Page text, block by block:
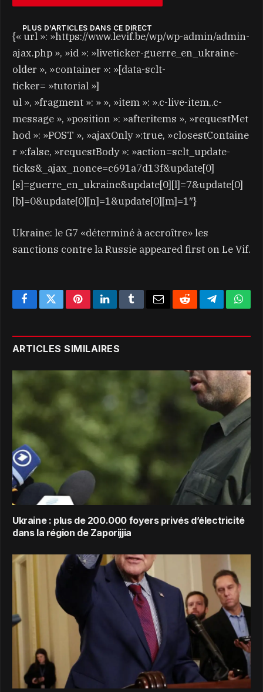
PLUS D’ARTICLES DANS CE DIRECT
{« url »: »https://www.levif.be/wp/wp-admin/admin-
ajax.php », »id »: »liveticker-guerre_en_ukraine-
older », »container »: »[data-sclt-
ticker= »tutorial »]
ul », »fragment »: » », »item »: ».c-live-item,.c-
message », »position »: »afteritems », »requestMet
hod »: »POST », »ajaxOnly »:true, »closestContaine
r »:false, »requestBody »: »action=sclt_update-
ticks&_ajax_nonce=c691a7d13f&update[0]
[s]=guerre_en_ukraine&update[0][l]=7&update[0]
[b]=0&update[0][n]=1&update[0][m]=1″}
Ukraine: le G7 «déterminé à accroître» les
sanctions contre la Russie appeared first on Le Vif.
FacebookTwitterPinterestLinkedInTumblr EmailRedditTelegram
ARTICLES SIMILAIRES
Ukraine : plus de 200.000 foyers privés d’électricité
dans la région de Zaporijjia